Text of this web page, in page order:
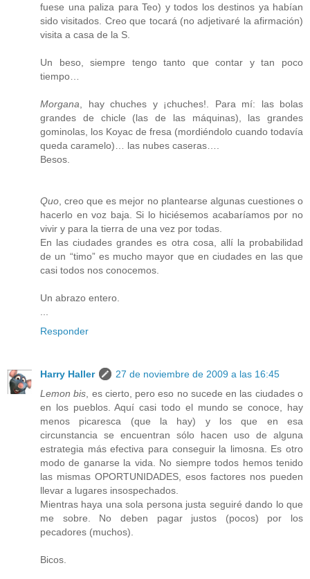
fuese una paliza para Teo) y todos los destinos ya habían
sido visitados. Creo que tocará (no adjetivaré la afirmación)
visita a casa de la S.
Un beso, siempre tengo tanto que contar y tan poco
tiempo…
Morgana, hay chuches y ¡chuches!. Para mí: las bolas
grandes de chicle (las de las máquinas), las grandes
gominolas, los Koyac de fresa (mordiéndolo cuando todavía
queda caramelo)… las nubes caseras….
Besos.
Quo, creo que es mejor no plantearse algunas cuestiones o
hacerlo en voz baja. Si lo hiciésemos acabaríamos por no
vivir y para la tierra de una vez por todas.
En las ciudades grandes es otra cosa, allí la probabilidad
de un “timo” es mucho mayor que en ciudades en las que
casi todos nos conocemos.
Un abrazo entero.
...
Responder
Harry Haller
27 de noviembre de 2009 a las 16:45
Lemon bis, es cierto, pero eso no sucede en las ciudades o
en los pueblos. Aquí casi todo el mundo se conoce, hay
menos picaresca (que la hay) y los que en esa
circunstancia se encuentran sólo hacen uso de alguna
estrategia más efectiva para conseguir la limosna. Es otro
modo de ganarse la vida. No siempre todos hemos tenido
las mismas OPORTUNIDADES, esos factores nos pueden
llevar a lugares insospechados.
Mientras haya una sola persona justa seguiré dando lo que
me sobre. No deben pagar justos (pocos) por los
pecadores (muchos).
Bicos.